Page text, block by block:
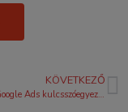
KÖVETKEZŐ
Változás a Google Ads kulcsszóegyezés terén